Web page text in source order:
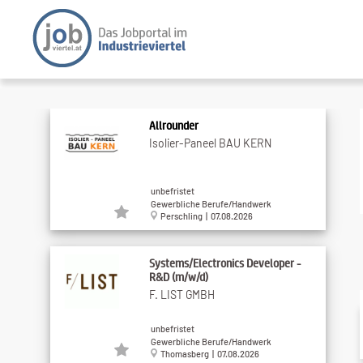
Allrounder
Isolier-Paneel BAU KERN
unbefristet
Gewerbliche Berufe/Handwerk
Perschling | 07.08.2026
Systems/Electronics Developer -
R&D (m/w/d)
F. LIST GMBH
unbefristet
Gewerbliche Berufe/Handwerk
Thomasberg | 07.08.2026